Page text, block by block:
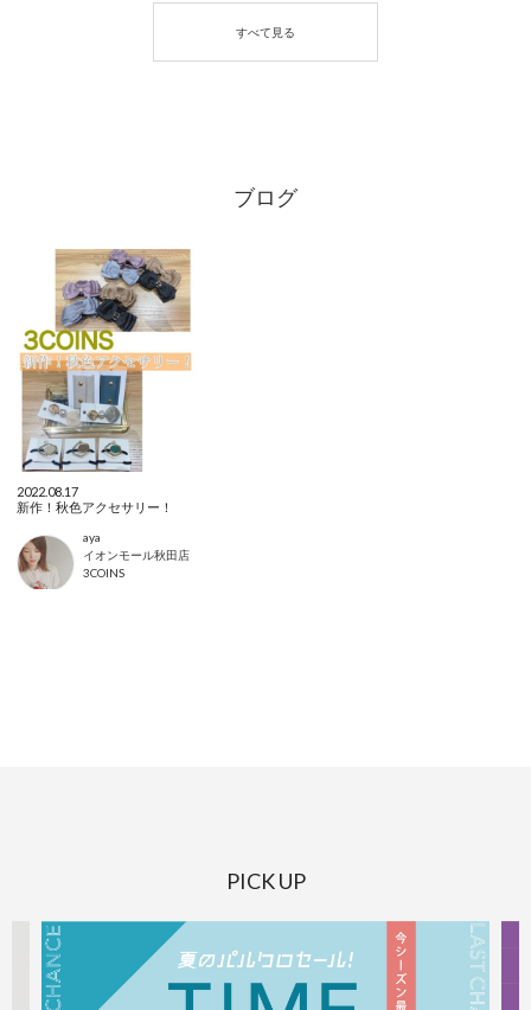
ブログ
2022.08.17
新作！秋色アクセサリー！
aya
イオンモール秋田店
3COINS
PICK UP